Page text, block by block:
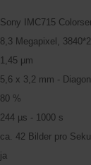
Sony IMC715
8,3 Megapixel,
1,45 µm
5,6 x 3,2 mm -
80 %
244 µs - 1000 s
ca. 42 Bilder pro
ja